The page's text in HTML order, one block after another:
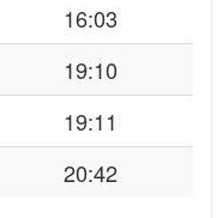
16:03
19:10
19:11
20:42